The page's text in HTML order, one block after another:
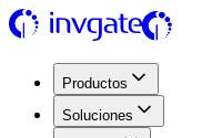
Productos
Soluciones